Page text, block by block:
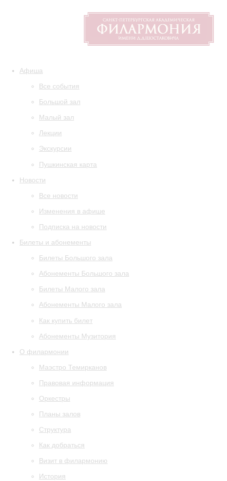
Афиша
Все события
Большой зал
Малый зал
Лекции
Экскурсии
Пушкинская карта
Новости
Все новости
Изменения в афише
Подписка на новости
Билеты и абонементы
Билеты Большого зала
Абонементы Большого зала
Билеты Малого зала
Абонементы Малого зала
Как купить билет
Абонементы Музитория
О филармонии
Маэстро Темирканов
Правовая информация
Оркестры
Планы залов
Структура
Как добраться
Визит в филармонию
История